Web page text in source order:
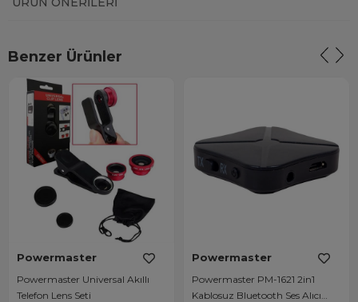
Benzer Ürünler
Powermaster
Powermaster Universal Akıllı
Telefon Lens Seti
Powermaster
Powermaster PM-1621 2in1
Kablosuz Bluetooth Ses Alıcı